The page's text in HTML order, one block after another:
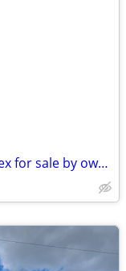
Investment Opportunity-Home/duplex for sale by owner $475,000